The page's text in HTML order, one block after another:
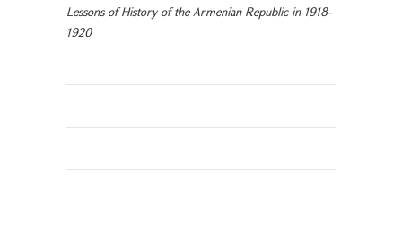
Lessons of History of the Armenian Republic in 1918-
1920